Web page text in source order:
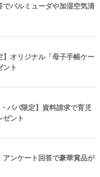
でバルミューダや加湿空気清
】オリジナル「母子手帳ケー
ント
パパ限定】資料請求で育児
ゼント
アンケート回答で豪華賞品が